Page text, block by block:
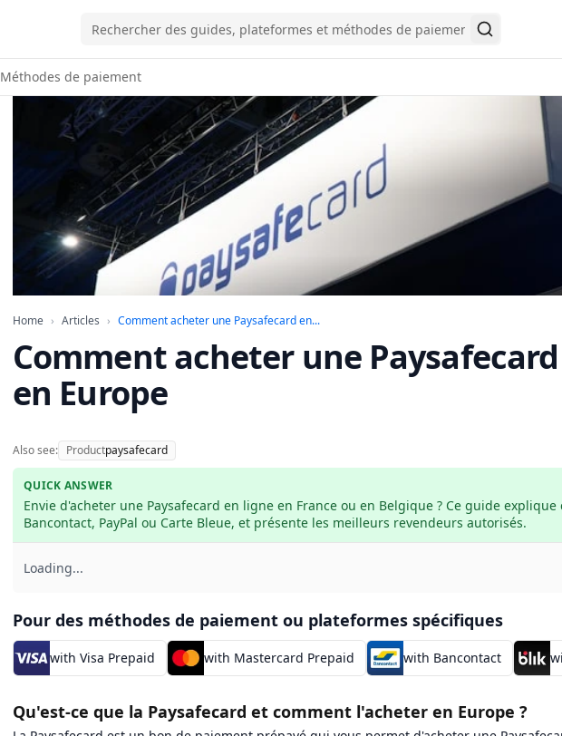
Rechercher
Méthodes de paiement
HomeHome
› Articles Articles
› Comment acheter une Paysafecard en...Comment acheter une Paysafecard en ligne en
Comment acheter une
en Europe
Also see: Productpaysafecard
QUICK ANSWER
Envie d'acheter une Paysafecard en ligne en France ou en Belgique ? Ce guide explique
Bancontact, PayPal ou Carte Bleue, et présente les meilleurs revendeurs autorisés.
Loading...
Pour des méthodes de paiement ou plateformes spécifiques
with Visa Prepaid with Mastercard Prepaid with Bancontact
Qu'est-ce que la Paysafecard et comment l'acheter en Europe ?